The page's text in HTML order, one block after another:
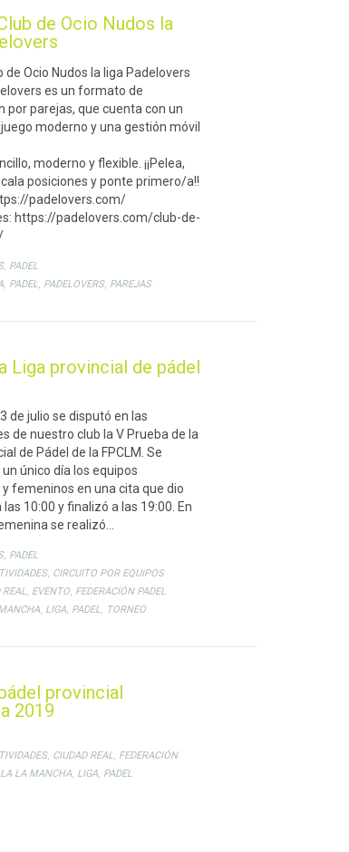
de Ocio Nudos la
de Ocio Nudos la liga Padelovers
es un formato de
por parejas, que cuenta con un
moderno y una gestión móvil
moderno y flexible. ¡¡Pelea,
posiciones y ponte primero/a!!
padelovers.com/
https://padelovers.com/club-de-
, PADEL
, PADEL, PADELOVERS, PAREJAS
Liga provincial de pádel
de julio se disputó en las
de nuestro club la V Prueba de la
de Pádel de la FPCLM. Se
único día los equipos
femeninos en una cita que dio
10:00 y finalizó a las 19:00. En
se realizó…
, PADEL
, CIRCUITO POR EQUIPOS
REAL, EVENTO, FEDERACIÓN PADEL
, LIGA, PADEL, TORNEO
provincial
2019
, CIUDAD REAL, FEDERACIÓN
LA MANCHA, LIGA, PADEL